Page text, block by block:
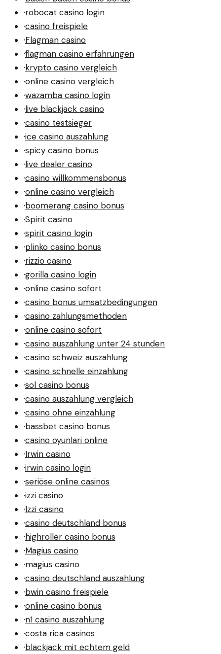
·robocat casino login
·casino freispiele
·Flagman casino
·flagman casino erfahrungen
·krypto casino vergleich
·online casino vergleich
·wazamba casino login
·live blackjack casino
·casino testsieger
·ice casino auszahlung
·spicy casino bonus
·live dealer casino
·casino willkommensbonus
·online casino vergleich
·boomerang casino bonus
·Spirit casino
·spirit casino login
·plinko casino bonus
·rizzio casino
·gorilla casino login
·online casino sofort
·casino bonus umsatzbedingungen
·casino zahlungsmethoden
·online casino sofort
·casino auszahlung unter 24 stunden
·casino schweiz auszahlung
·casino schnelle einzahlung
·sol casino bonus
·casino auszahlung vergleich
·casino ohne einzahlung
·bassbet casino bonus
·casino oyunlari online
·Irwin casino
·irwin casino login
·seriöse online casinos
·izzi casino
·Izzi casino
·casino deutschland bonus
·highroller casino bonus
·Magius casino
·magius casino
·casino deutschland auszahlung
·bwin casino freispiele
·online casino bonus
·n1 casino auszahlung
·costa rica casinos
·blackjack mit echtem geld